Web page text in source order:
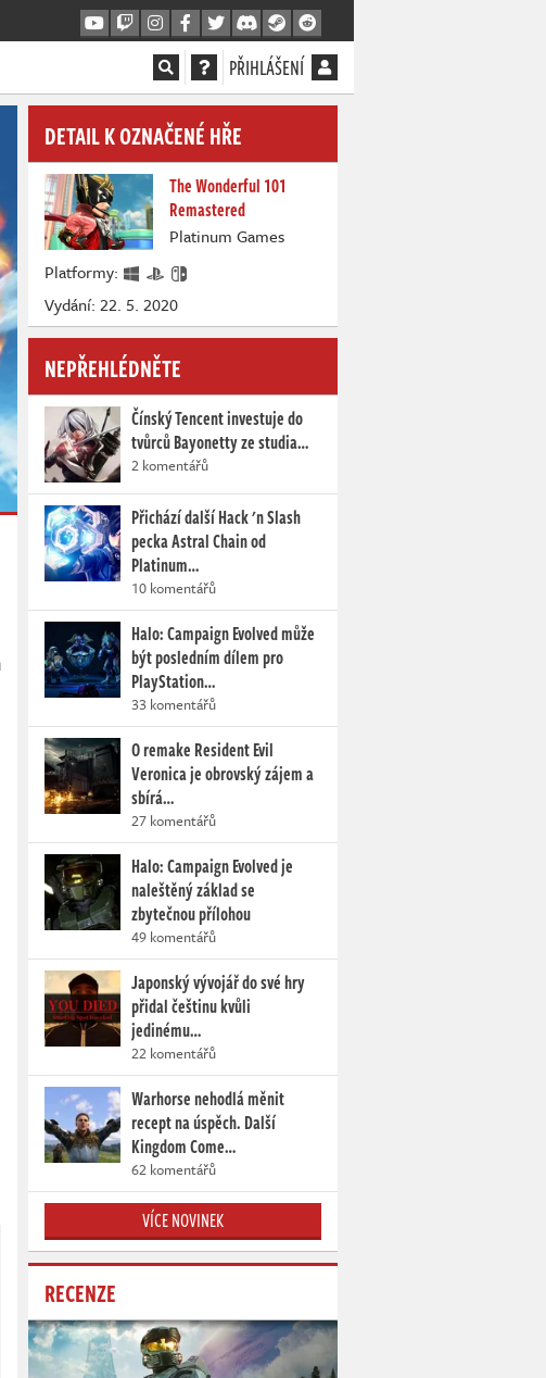
PŘIHLÁŠENÍ
DETAIL K OZNAČENÉ HŘE
The Wonderful 101
Remastered
Platinum Games
Platformy:
Vydání: 22. 5. 2020
NEPŘEHLÉDNĚTE
Čínský Tencent investuje do
tvůrců Bayonetty ze studia…
2 komentářů
Přichází další Hack 'n Slash
pecka Astral Chain od
Platinum…
10 komentářů
Halo: Campaign Evolved může
být posledním dílem pro
PlayStation…
33 komentářů
O remake Resident Evil
Veronica je obrovský zájem a
sbírá…
27 komentářů
Halo: Campaign Evolved je
naleštěný základ se
zbytečnou přílohou
49 komentářů
Japonský vývojář do své hry
přidal češtinu kvůli
jedinému…
22 komentářů
Warhorse nehodlá měnit
recept na úspěch. Další
Kingdom Come…
62 komentářů
VÍCE NOVINEK
RECENZE